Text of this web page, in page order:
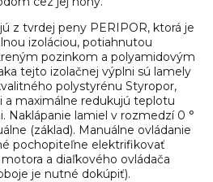
z tvrdej peny PERIPOR, ktorá je
izoláciou, potiahnutou
pozinkom a polyamidovým
tejto izolačnej výplni sú lamely
polystyrénu Styropor,
a maximálne redukujú teplotu
Naklápanie lamiel v rozmedzí 0 °
(základ). Manuálne ovládanie
pochopiteľne elektrifikovať
a diaľkového ovládača
je nutné dokúpiť).